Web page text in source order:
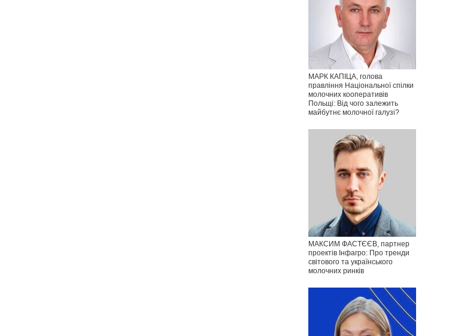
МАРК КАПІЦА, голова
правління Національної спілки
молочних кооперативів
Польщі: Від чого залежить
майбутнє молочної галузі?
МАКСИМ ФАСТЄЄВ, партнер
проектів Інфагро: Про тренди
світового та українського
молочних ринків